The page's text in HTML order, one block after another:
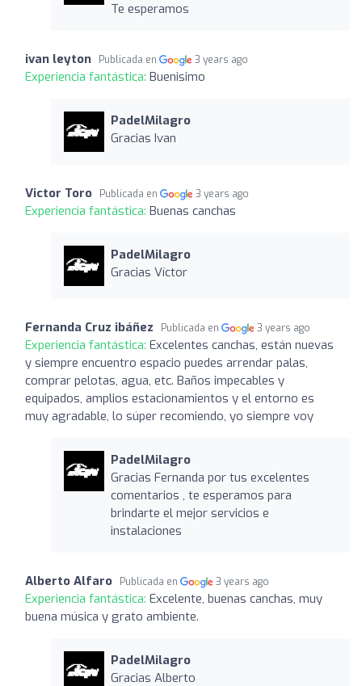
Te esperamos
ivan leyton Publicada en 3 years ago
Experiencia fantástica: Buenisimo
PadelMilagro
Gracias Ivan
Victor Toro Publicada en 3 years ago
Experiencia fantástica: Buenas canchas
PadelMilagro
Gracias Víctor
Fernanda Cruz ibáñez Publicada en 3 years ago
Experiencia fantástica: Excelentes canchas, están nuevas
y siempre encuentro espacio puedes arrendar palas,
comprar pelotas, agua, etc. Baños impecables y
equipados, amplios estacionamientos y el entorno es
muy agradable, lo súper recomiendo, yo siempre voy
PadelMilagro
Gracias Fernanda por tus excelentes
comentarios , te esperamos para
brindarte el mejor servicios e
instalaciones
Alberto Alfaro Publicada en 3 years ago
Experiencia fantástica: Excelente, buenas canchas, muy
buena música y grato ambiente.
PadelMilagro
Gracias Alberto